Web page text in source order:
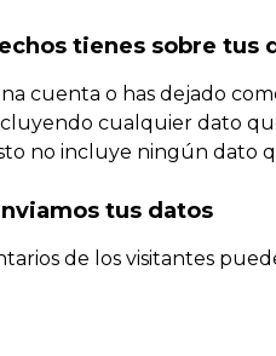
tienes sobre tus
cuenta o has dejado
cualquier dato
no incluye ningún dato
tus datos
de los visitantes